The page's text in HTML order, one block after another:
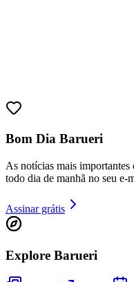
Bragantino
Bom Dia Barueri
As notícias mais
todo dia de manhã no seu e-
Assinar grátis
Explore Barueri